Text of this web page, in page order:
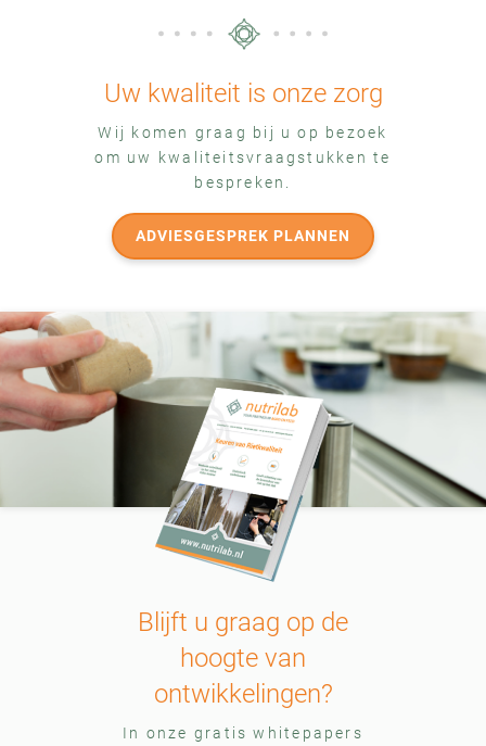
Uw kwaliteit is onze zorg
Wij komen graag bij u op bezoek
om uw kwaliteitsvraagstukken te
bespreken.
ADVIESGESPREK PLANNEN
Blijft u graag op de
hoogte van
ontwikkelingen?
In onze gratis whitepapers